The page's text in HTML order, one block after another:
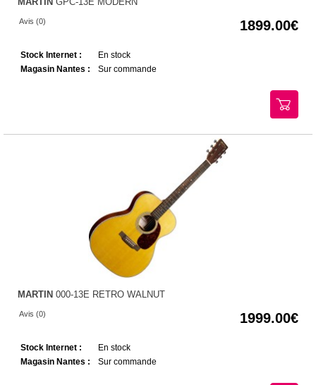
Avis (0) 1899.00
Stock Internet :
En stock
Magasin Nantes :
Sur commande
MARTIN 000-13E RETRO WALNUT
Avis (0) 1999.00
Stock Internet :
En stock
Magasin Nantes :
Sur commande